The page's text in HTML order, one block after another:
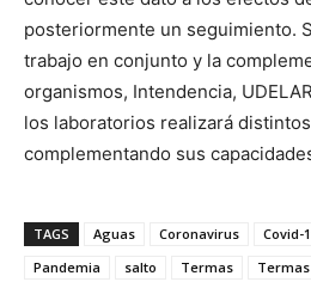
posteriormente un seguimiento.
trabajo en conjunto y la
organismos, Intendencia,
los laboratorios realizará
complementando sus
TAGS Aguas Coronavirus Covid-
Pandemia
salto Termas